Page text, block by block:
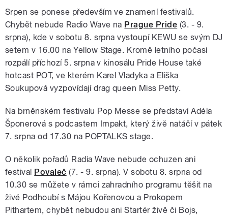
Srpen se ponese především ve znamení festivalů.
Chybět nebude Radio Wave na Prague Pride (3. - 9.
srpna), kde v sobotu 8. srpna vystoupí KEWU se svým DJ
setem v 16.00 na Yellow Stage. Kromě letního počasí
rozpálí příchozí 5. srpna v kinosálu Pride House také
hotcast POT, ve kterém Karel Vladyka a Eliška
Soukupová vyzpovídají drag queen Miss Petty.
Na brněnském festivalu Pop Messe se představí Adéla
Šponerová s podcastem Impakt, který živě natáčí v pátek
7. srpna od 17.30 na POPTALKS stage.
O několik pořadů Radia Wave nebude ochuzen ani
festival Povaleč (7. - 9. srpna). V sobotu 8. srpna od
10.30 se můžete v rámci zahradního programu těšit na
živé Podhoubí s Májou Kořenovou a Prokopem
Pithartem, chybět nebudou ani Startér živě či Bojs,